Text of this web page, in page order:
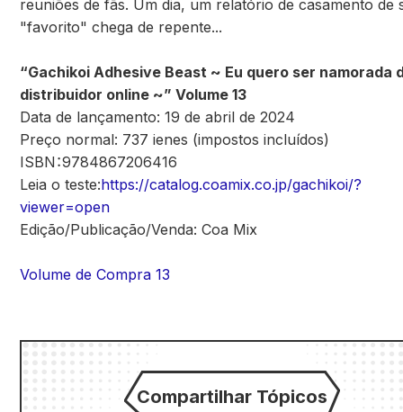
reuniões de fãs. Um dia, um relatório de casamento de
"favorito" chega de repente...
“Gachikoi Adhesive Beast ~ Eu quero ser namorada
distribuidor online ~” Volume 13
Data de lançamento: 19 de abril de 2024
Preço normal: 737 ienes (impostos incluídos)
ISBN：9784867206416
Leia o teste:https://catalog.coamix.co.jp/gachikoi/?
viewer=open
Edição/Publicação/Venda: Coa Mix
Volume de Compra 13
Compartilhar Tópicos